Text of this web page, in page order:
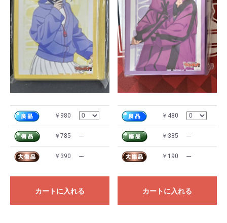
￥980
￥785 ---
￥390 ---
カートに入れる
￥480
￥385 ---
￥190 ---
カートに入れる